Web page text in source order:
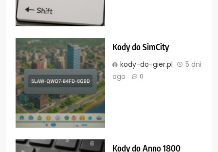
Kody do SimCity
kody-do-gier.pl
5 dni
ago
0
Kody do Anno 1800